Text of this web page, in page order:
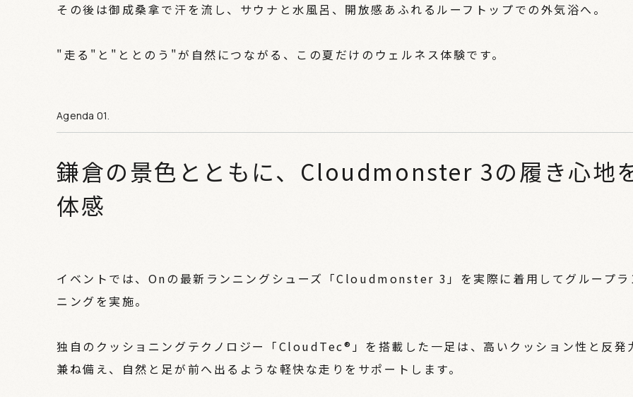
その後は御成桑拿で汗を流し、サウナと水風呂、開放感あふれるルーフトップでの外気浴へ。
"走る"と"ととのう"が自然につながる、この夏だけのウェルネス体験です。
鎌倉の景色とともに、Cloudmonster 3の履き心地
体感
イベントでは、Onの最新ランニングシューズ「Cloudmonster 3」を実際に着用してグループラ
ニングを実施。
独自のクッショニングテクノロジー「CloudTec®」を搭載した一足は、高いクッション性と反発
兼ね備え、自然と足が前へ出るような軽快な走りをサポートします。